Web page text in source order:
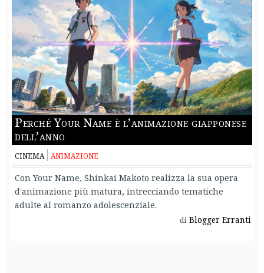
Perché Your Name è l’animazione giapponese
dell’anno
CINEMA ANIMAZIONE
Con Your Name, Shinkai Makoto realizza la sua opera
d'animazione più matura, intrecciando tematiche
adulte al romanzo adolescenziale.
di Blogger Erranti